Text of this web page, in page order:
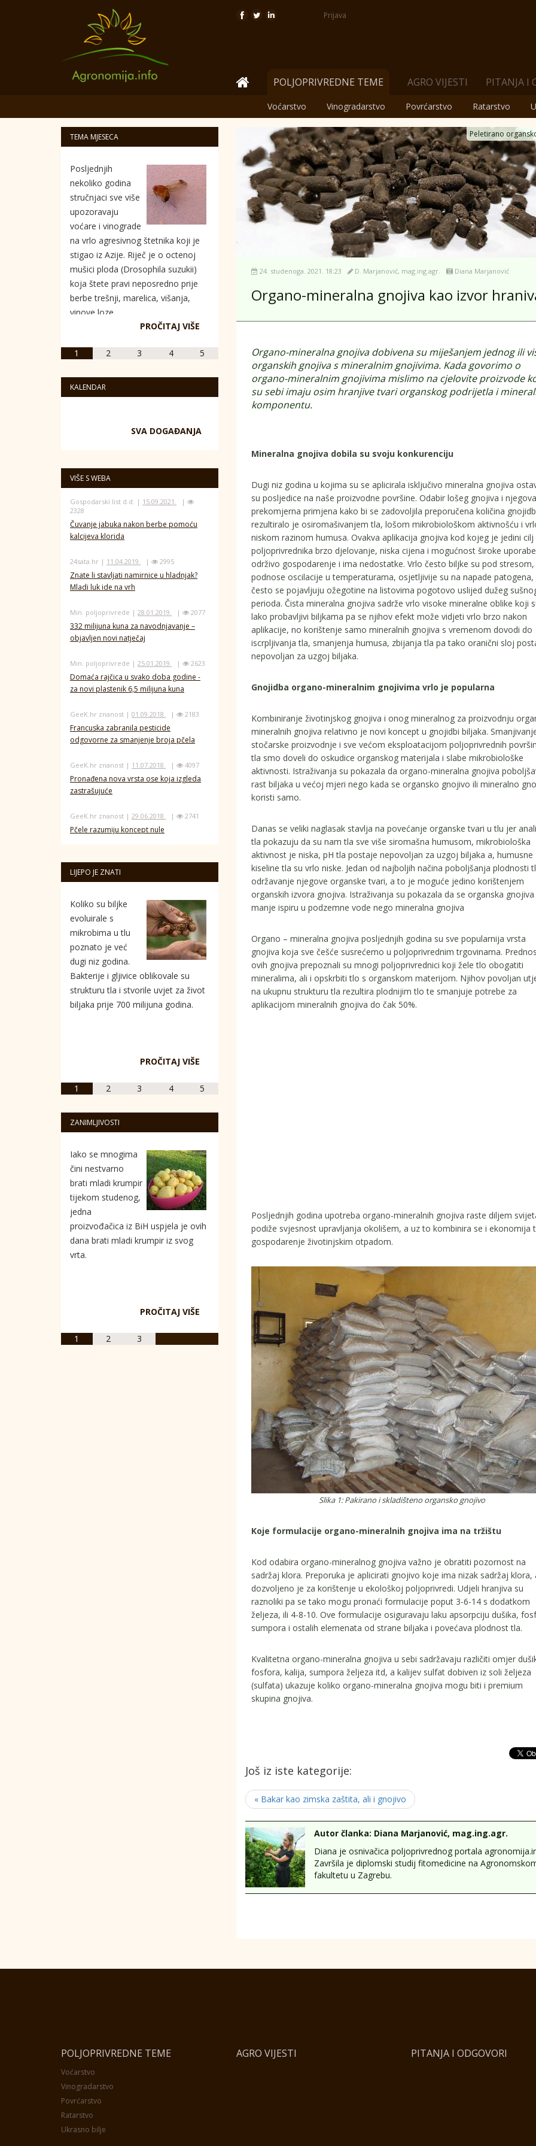
Prijava
POLJOPRIVREDNE TEME
Voćarstvo Vinogradarstvo Povrćarstvo Ratarstvo
AGRO VIJESTI PITANJA I
Peletirano
24. studenoga. 2021. 18:23 D. Marjanović, mag.ing.agr. Diana Marjanović
Organo-mineralna gnojiva kao izvor
Organo-mineralna gnojiva dobivena su miješanjem jednog ili
organskih gnojiva s mineralnim gnojivima. Kada govorimo o
organo-mineralnim gnojivima mislimo na cjelovite proizvode
su sebi imaju osim hranjive tvari organskog podrijetla i
komponentu.
Mineralna gnojiva dobila su svoju konkurenciju
Dugi niz godina u kojima su se aplicirala isključivo mineralna gnojiva
su posljedice na naše proizvodne površine. Odabir lošeg gnojiva i njegova
prekomjerna primjena kako bi se zadovoljila preporučena količina
rezultiralo je osiromašivanjem tla, lošom mikrobiološkom aktivnošću i
niskom razinom humusa. Ovakva aplikacija gnojiva kod kojeg je jedini cilj
poljoprivrednika brzo djelovanje, niska cijena i mogućnost široke
održivo gospodarenje i ima nedostatke. Vrlo često biljke su pod
podnose oscilacije u temperaturama, osjetljivije su na napade patogena,
često se pojavljuju ožegotine na listovima pogotovo uslijed dužeg
perioda. Čista mineralna gnojiva sadrže vrlo visoke mineralne oblike koji
lako probavljivi biljkama pa se njihov efekt može vidjeti vrlo brzo nakon
aplikacije, no korištenje samo mineralnih gnojiva s vremenom dovodi do
iscrpljivanja tla, smanjenja humusa, zbijanja tla pa tako oranični sloj
nepovoljan za uzgoj biljaka.
Gnojidba organo-mineralnim gnojivima vrlo je popularna
Kombiniranje životinjskog gnojiva i onog mineralnog za proizvodnju
mineralnih gnojiva relativno je novi koncept u gnojidbi biljaka.
stočarske proizvodnje i sve većom eksploatacijom poljoprivrednih
tla smo doveli do oskudice organskog materijala i slabe mikrobiološke
aktivnosti. Istraživanja su pokazala da organo-mineralna gnojiva
rast biljaka u većoj mjeri nego kada se organsko gnojivo ili mineralno
koristi samo.
Danas se veliki naglasak stavlja na povećanje organske tvari u tlu jer
tla pokazuju da su nam tla sve više siromašna humusom, mikrobiološka
aktivnost je niska, pH tla postaje nepovoljan za uzgoj biljaka a, humusne
kiseline tla su vrlo niske. Jedan od najboljih načina poboljšanja plodnosti
održavanje njegove organske tvari, a to je moguće jedino korištenjem
organskih izvora gnojiva. Istraživanja su pokazala da se organska gnojiva
manje ispiru u podzemne vode nego mineralna gnojiva
Organo – mineralna gnojiva posljednjih godina su sve popularnija vrsta
gnojiva koja sve češće susrećemo u poljoprivrednim trgovinama.
ovih gnojiva prepoznali su mnogi poljoprivrednici koji žele tlo obogatiti
mineralima, ali i opskrbiti tlo s organskom materijom. Njihov povoljan
na ukupnu strukturu tla rezultira plodnijim tlo te smanjuje potrebe za
aplikacijom mineralnih gnojiva do čak 50%.
Posljednjih godina upotreba organo-mineralnih gnojiva raste diljem
podiže svjesnost upravljanja okolišem, a uz to kombinira se i ekonomija
gospodarenje životinjskim otpadom.
Slika 1: Pakirano i skladišteno organsko gnojivo
Koje formulacije organo-mineralnih gnojiva ima na tržištu
Kod odabira organo-mineralnog gnojiva važno je obratiti pozornost na
sadržaj klora. Preporuka je aplicirati gnojivo koje ima nizak sadržaj klora,
dozvoljeno je za korištenje u ekološkoj poljoprivredi. Udjeli hranjiva su
raznoliki pa se tako mogu pronaći formulacije poput 3-6-14 s dodatkom
željeza, ili 4-8-10. Ove formulacije osiguravaju laku apsorpciju dušika,
sumpora i ostalih elemenata od strane biljaka i povećava plodnost tla.
Kvalitetna organo-mineralna gnojiva u sebi sadržavaju različiti omjer
fosfora, kalija, sumpora željeza itd, a kalijev sulfat dobiven iz soli željeza
(sulfata) ukazuje koliko organo-mineralna gnojiva mogu biti i premium
skupina gnojiva.
Još iz iste kategorije:
« Bakar kao zimska zaštita, ali i gnojivo
Autor članka: Diana Marjanović, mag.ing.agr.
Diana je osnivačica poljoprivrednog portala
Završila je diplomski studij fitomedicine na
fakultetu u Zagrebu.
TEMA MJESECA
Posljednjih
nekoliko godina
stručnjaci sve više
upozoravaju
voćare i vinograde
na vrlo agresivnog štetnika koji je
stigao iz Azije. Riječ je o octenoj
mušici ploda (Drosophila suzukii)
koja štete pravi neposredno prije
berbe trešnji, marelica, višanja,
vinove loze...
PROČITAJ VIŠE
1 2 3 4 5
KALENDAR
SVA DOGAĐANJA
VIŠE S WEBA
Gospodarski list d.d. | 15.09.2021.
|
2328
Čuvanje jabuka nakon berbe pomoću
kalcijeva klorida
24sata.hr | 11.04.2019. | 2995
Znate li stavljati namirnice u hladnjak?
Mladi luk ide na vrh
Min. poljoprivrede | 28.01.2019. | 2077
332 milijuna kuna za navodnjavanje –
objavljen novi natječaj
Min. poljoprivrede | 25.01.2019. | 2623
Domaća rajčica u svako doba godine -
za novi plastenik 6,5 milijuna kuna
GeeK.hr znanost | 01.09.2018. | 2183
Francuska zabranila pesticide
odgovorne za smanjenje broja pčela
GeeK.hr znanost | 11.07.2018. | 4097
Pronađena nova vrsta ose koja izgleda
zastrašujuće
GeeK.hr znanost | 29.06.2018. | 2741
Pčele razumiju koncept nule
LIJEPO JE ZNATI
Koliko su biljke
evoluirale s
mikrobima u tlu
poznato je već
dugi niz godina.
Bakterije i gljivice oblikovale su
strukturu tla i stvorile uvjet za život
biljaka prije 700 milijuna godina.
PROČITAJ VIŠE
1 2 3 4 5
ZANIMLJIVOSTI
Iako se mnogima
čini nestvarno
brati mladi krumpir
tijekom studenog,
jedna
proizvođačica iz BiH uspjela je ovih
dana brati mladi krumpir iz svog
vrta.
PROČITAJ VIŠE
1 2 3
POLJOPRIVREDNE TEME
Voćarstvo
Vinogradarstvo
Povrćarstvo
Ratarstvo
Ukrasno bilje
AGRO VIJESTI PITANJA I ODGOVORI